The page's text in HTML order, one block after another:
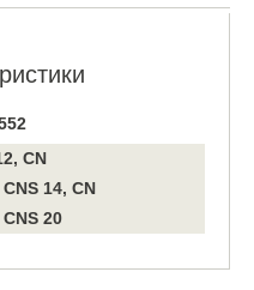
CN
14, CN
20